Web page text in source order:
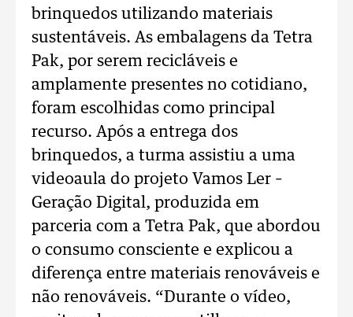
brinquedos utilizando materiais
sustentáveis. As embalagens da Tetra
Pak, por serem recicláveis e
amplamente presentes no cotidiano,
foram escolhidas como principal
recurso. Após a entrega dos
brinquedos, a turma assistiu a uma
videoaula do projeto Vamos Ler –
Geração Digital, produzida em
parceria com a Tetra Pak, que abordou
o consumo consciente e explicou a
diferença entre materiais renováveis e
não renováveis. “Durante o vídeo,